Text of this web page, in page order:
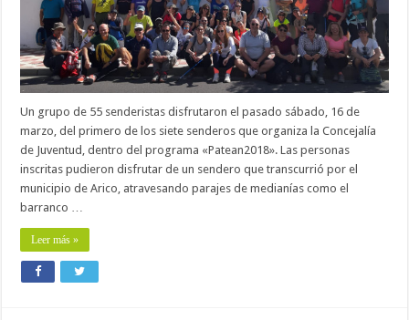
Un grupo de 55 senderistas disfrutaron el pasado sábado, 16 de
marzo, del primero de los siete senderos que organiza la Concejalía
de Juventud, dentro del programa «Patean2018». Las personas
inscritas pudieron disfrutar de un sendero que transcurrió por el
municipio de Arico, atravesando parajes de medianías como el
barranco …
Leer más »